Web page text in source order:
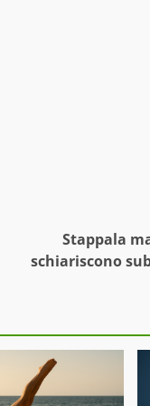
Stappala
schiariscono